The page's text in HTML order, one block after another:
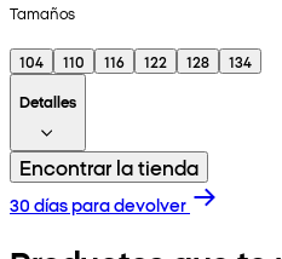
Tamaños
104 110 116 122 128
134
Detalles
Encontrar la tienda
30 días para devolver